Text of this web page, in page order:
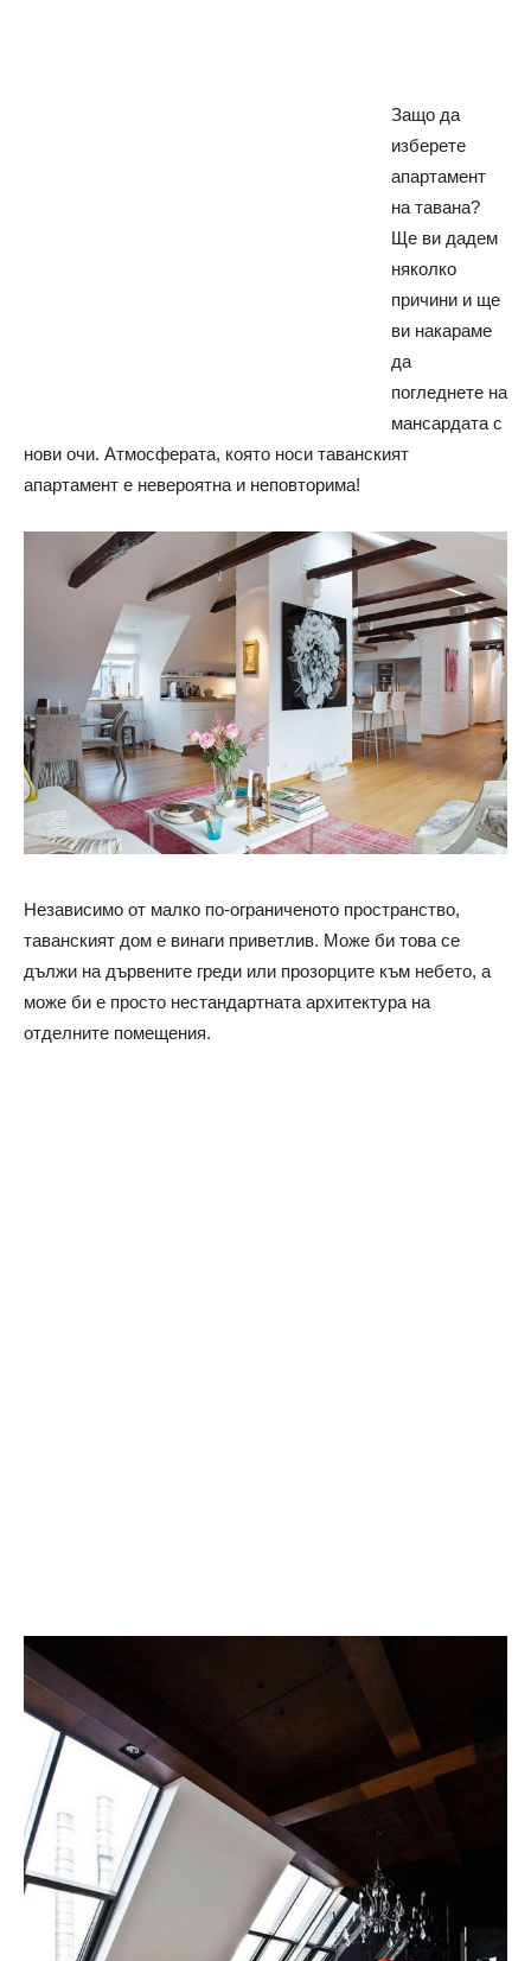
Защо да
изберете
апартамент
на тавана?
Ще ви дадем
няколко
причини и ще
ви накараме
да
погледнете на
мансардата с
нови очи. Атмосферата, която носи таванският
апартамент е невероятна и неповторима!
Независимо от малко по-ограниченото пространство,
таванският дом е винаги приветлив. Може би това се
дължи на дървените греди или прозорците към небето, а
може би е просто нестандартната архитектура на
отделните помещения.